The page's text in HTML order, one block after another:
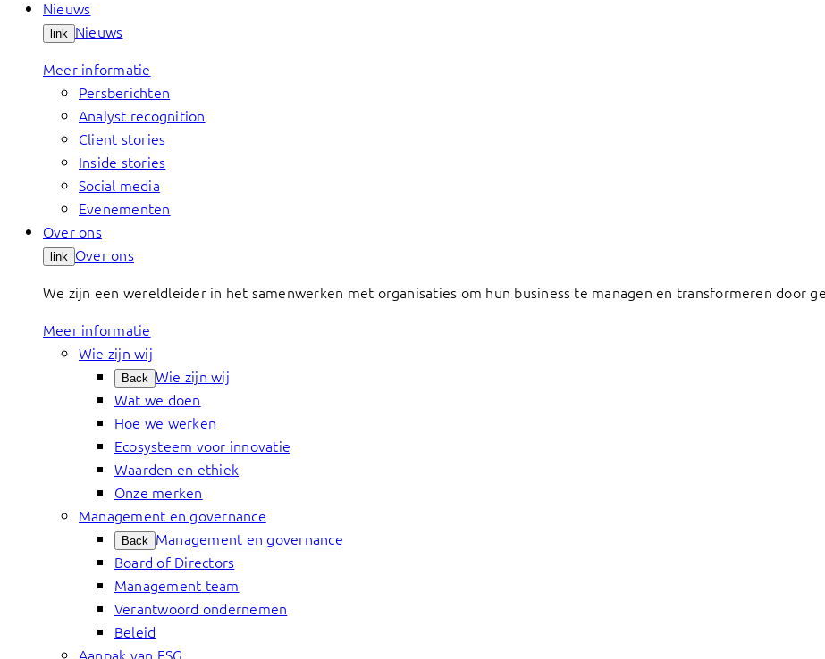
Nieuws
link Nieuws
Meer informatie
Persberichten
Analyst recognition
Client stories
Inside stories
Social media
Evenementen
Over ons
link Over ons
We zijn een wereldleider in het samenwerken met organisaties om hun business te managen en transformeren door
Meer informatie
Wie zijn wij
Back Wie zijn wij
Wat we doen
Hoe we werken
Ecosysteem voor innovatie
Waarden en ethiek
Onze merken
Management en governance
Back Management en governance
Board of Directors
Management team
Verantwoord ondernemen
Beleid
Aanpak van ESG